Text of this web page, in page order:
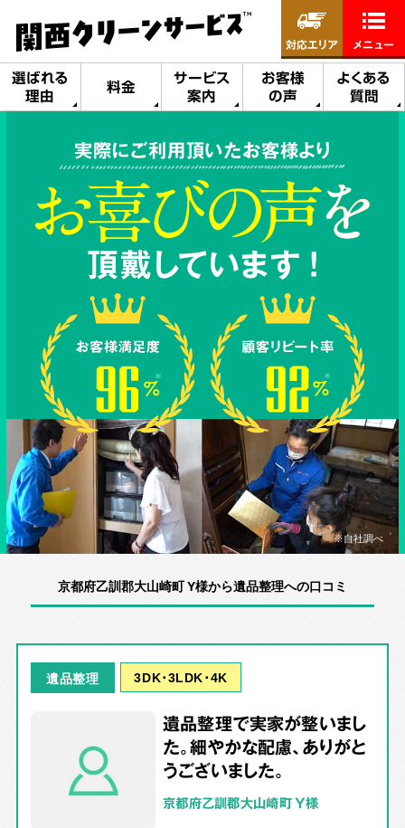
選ばれる
理由
料金
サービス
案内
お客様
の声
よくある
質問
対応エリア メニュー
実際にご利用頂いたお客様より
※自社調べ
京都府乙訓郡大山崎町 Y様から遺品整理への口コミ
遺品整理 3DK･3LDK･4K
遺品整理で実家が整いまし
た。細やかな配慮、ありがと
うございました。
京都府乙訓郡大山崎町 Y様